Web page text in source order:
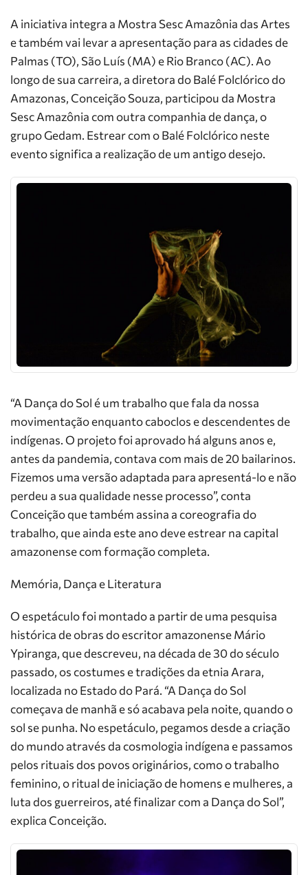
A iniciativa integra a Mostra Sesc Amazônia das Artes
e também vai levar a apresentação para as cidades de
Palmas (TO), São Luís (MA) e Rio Branco (AC). Ao
longo de sua carreira, a diretora do Balé Folclórico do
Amazonas, Conceição Souza, participou da Mostra
Sesc Amazônia com outra companhia de dança, o
grupo Gedam. Estrear com o Balé Folclórico neste
evento significa a realização de um antigo desejo.
“A Dança do Sol é um trabalho que fala da nossa
movimentação enquanto caboclos e descendentes de
indígenas. O projeto foi aprovado há alguns anos e,
antes da pandemia, contava com mais de 20 bailarinos.
Fizemos uma versão adaptada para apresentá-lo e não
perdeu a sua qualidade nesse processo”, conta
Conceição que também assina a coreografia do
trabalho, que ainda este ano deve estrear na capital
amazonense com formação completa.
Memória, Dança e Literatura
O espetáculo foi montado a partir de uma pesquisa
histórica de obras do escritor amazonense Mário
Ypiranga, que descreveu, na década de 30 do século
passado, os costumes e tradições da etnia Arara,
localizada no Estado do Pará. “A Dança do Sol
começava de manhã e só acabava pela noite, quando o
sol se punha. No espetáculo, pegamos desde a criação
do mundo através da cosmologia indígena e passamos
pelos rituais dos povos originários, como o trabalho
feminino, o ritual de iniciação de homens e mulheres, a
luta dos guerreiros, até finalizar com a Dança do Sol”,
explica Conceição.